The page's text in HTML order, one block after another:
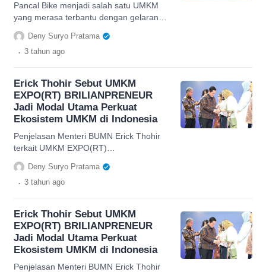
Pancal Bike menjadi salah satu UMKM
yang merasa terbantu dengan gelaran
event UMKM EXPO(RT)
BRILIANPRENEUR 2023 yang diadakan
BRI.
Deny Suryo Pratama
. 3 tahun ago
Erick Thohir Sebut UMKM
EXPO(RT) BRILIANPRENEUR
Jadi Modal Utama Perkuat
Ekosistem UMKM di Indonesia
Penjelasan Menteri BUMN Erick Thohir
terkait UMKM EXPO(RT)
BRILIANPRENEUR yang digadang-
gadang bisa perkuat ekosistem UMKM.
Deny Suryo Pratama
. 3 tahun ago
Erick Thohir Sebut UMKM
EXPO(RT) BRILIANPRENEUR
Jadi Modal Utama Perkuat
Ekosistem UMKM di Indonesia
Penjelasan Menteri BUMN Erick Thohir